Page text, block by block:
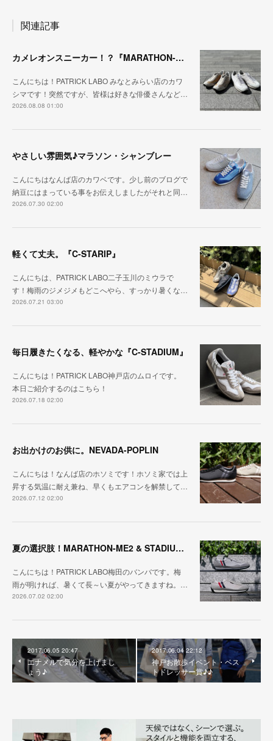
関連記事
カメレオンスニーカー！？『MARATHON-NTRAL』『STADIUM-NTRAL』
こんにちは！PATRICK LABO みなとみらい店のカワ
シマです！突然ですが、皆様は好きな俳優さんなど…
2026.08.08 01:00
やさしい雰囲気♪マラソン・シャンブレー
こんにちはなんば店のカワベです。少し前のブログで
納豆にはまっている事をお伝えしましたがそれと同…
2026.07.30 02:00
軽くて丈夫。『C-STARIP』
こんにちは、PATRICK LABO二子玉川のミウラで
す！梅雨のジメジメもどこへやら、すっかり暑くな…
2026.07.21 03:00
毎日履きたくなる、軽やかな『C-STADIUM』
こんにちは！PATRICK LABO神戸店のムロイです。
本日ご紹介するのはこちら！
2026.07.18 02:00
お出かけのお供に。NEVADA-POPLIN
こんにちは！なんば店のホソミです！ホソミ家では上
昇する気温に耐え兼ね、早くもエアコンを解禁して…
2026.07.12 02:00
夏の選択肢！MARATHON-ME2 & STADIUM-ME2
こんにちは！PATRICK LABO梅田のバンバです。梅
雨が明ければ、暑くて長～い夏がやってきますね。…
2026.07.02 02:00
2017.06.05 20:47
エナメルで気分を上げまし
ょう♪
2017.06.04 22:12
神戸お散歩イベント・ベス
トドレッサー賞♪♪